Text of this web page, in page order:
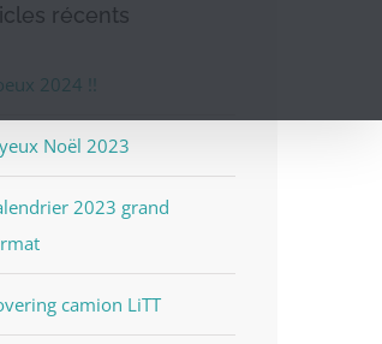
récents
2024 !!
Noël 2023
2023 grand
camion LiTT